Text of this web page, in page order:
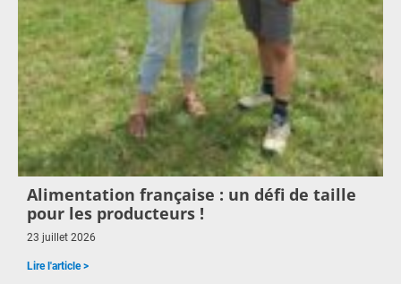
Alimentation française : un défi de taille
pour les producteurs !
23 juillet 2026
Lire l'article >